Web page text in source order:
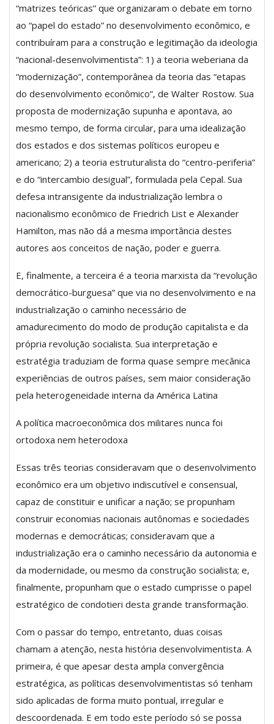
“matrizes teóricas” que organizaram o debate em torno
ao “papel do estado” no desenvolvimento econômico, e
contribuíram para a construção e legitimação da ideologia
“nacional-desenvolvimentista”: 1) a teoria weberiana da
“modernização”, contemporânea da teoria das “etapas
do desenvolvimento econômico”, de Walter Rostow. Sua
proposta de modernização supunha e apontava, ao
mesmo tempo, de forma circular, para uma idealização
dos estados e dos sistemas políticos europeu e
americano; 2) a teoria estruturalista do “centro-periferia”
e do “intercambio desigual”, formulada pela Cepal. Sua
defesa intransigente da industrialização lembra o
nacionalismo econômico de Friedrich List e Alexander
Hamilton, mas não dá a mesma importância destes
autores aos conceitos de nação, poder e guerra.
E, finalmente, a terceira é a teoria marxista da “revolução
democrático-burguesa” que via no desenvolvimento e na
industrialização o caminho necessário de
amadurecimento do modo de produção capitalista e da
própria revolução socialista. Sua interpretação e
estratégia traduziam de forma quase sempre mecânica
experiências de outros países, sem maior consideração
pela heterogeneidade interna da América Latina
A política macroeconômica dos militares nunca foi
ortodoxa nem heterodoxa
Essas três teorias consideravam que o desenvolvimento
econômico era um objetivo indiscutível e consensual,
capaz de constituir e unificar a nação; se propunham
construir economias nacionais autônomas e sociedades
modernas e democráticas; consideravam que a
industrialização era o caminho necessário da autonomia e
da modernidade, ou mesmo da construção socialista; e,
finalmente, propunham que o estado cumprisse o papel
estratégico de condotieri desta grande transformação.
Com o passar do tempo, entretanto, duas coisas
chamam a atenção, nesta história desenvolvimentista. A
primeira, é que apesar desta ampla convergência
estratégica, as políticas desenvolvimentistas só tenham
sido aplicadas de forma muito pontual, irregular e
descoordenada. E em todo este período só se possa